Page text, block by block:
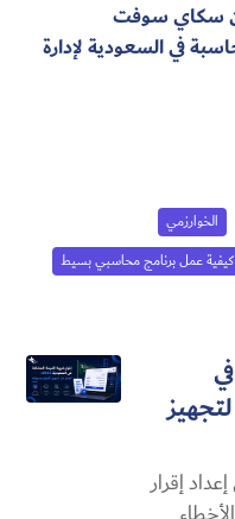
سكاي سوفت
في السعودية لإدارة
الخوارزمي
كيفية عمل برنامج محاسبي بسيط
حل لتجهيز
إقرار